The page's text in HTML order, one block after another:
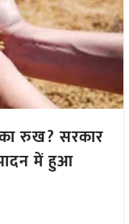
रुख? सरकार
में हुआ